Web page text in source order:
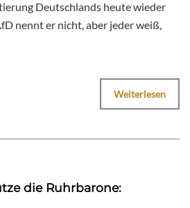
Deutschlands heute wieder
nennt er nicht, aber jeder weiß,
Weiterlesen
die Ruhrbarone: